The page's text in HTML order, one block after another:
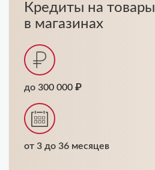
Кредиты на товары
в магазинах
до 300 000 ₽
от 3 до 36 месяцев